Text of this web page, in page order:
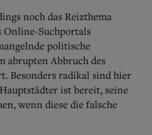
noch das Reizthema
Online-Suchportals
politische
abrupten Abbruch des
Besonders radikal sind hier
ist bereit, seine
wenn diese die falsche